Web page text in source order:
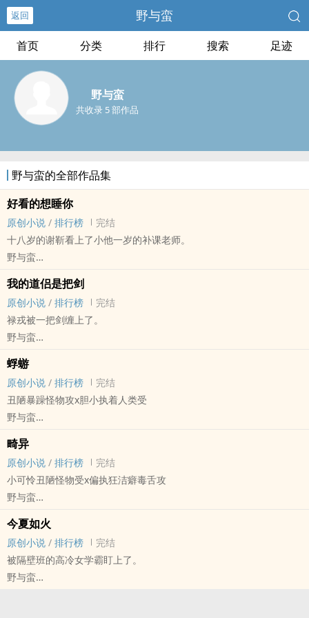
返回 野与蛮
首页 分类 排行 搜索 足迹
野与蛮
共收录 5 部作品
野与蛮的全部作品集
好看的想睡你
原创小说 / 排行榜
完结
十八岁的谢靳看上了小他一岁的补课老师。
野与蛮
现代 - 校园 - 破镜重圆 - 年上
攻宠受
前期流氓朝气后期寡情冷淡攻
x
从头到尾理智温柔好看学霸受
微博@野与蛮
我的道侣是把剑
原创小说 / 排行榜
完结
禄戎被一把剑缠上了。
野与蛮
古代 - 狗血 - 三观不正 - 架空世界
阴差阳错
禄戎（小门徒）×钭青（大妖怪）
师父赐了把剑我，却没想到那剑夜夜吸我阳气，还说要与我结为道
侣，常常凑到我耳边缱绻地唤我玉泽。
可是我叫禄戎。
——
小虐怡情大虐伤身。
蜉蝣
原创小说 / 排行榜
完结
丑陋暴躁怪物攻x胆小执着人类受
野与蛮
雷文 - 三观不正 - 暗黑 - 重口
触手
迷雾之中，是怪物。
也是爱人。
畸异
原创小说 / 排行榜
完结
小可怜丑陋怪物受x偏执狂洁癖毒舌攻
野与蛮
雷文 - 暗黑 - 触手 - 科幻
中篇
“脏东西，蠢货，怪物，它样样都占，我样样都爱。”
微博@野与蛮
今夏如火
原创小说 / 排行榜
完结
被隔壁班的高冷女学霸盯上了。
野与蛮